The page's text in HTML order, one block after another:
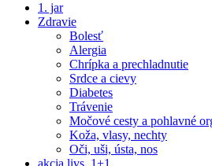
1. jar
Zdravie
Bolesť
Alergia
Chrípka a prechladnutie
Srdce a cievy
Diabetes
Trávenie
Močové cesty a pohlavné
Koža, vlasy, nechty
Oči, uši, ústa, nos